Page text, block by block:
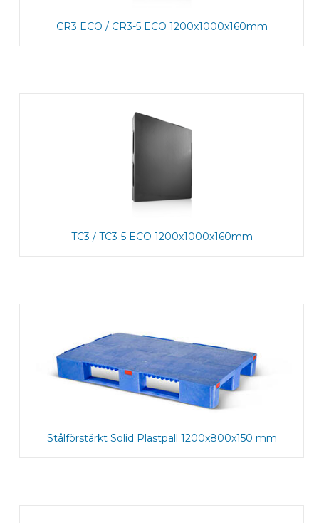
CR3 ECO / CR3-5 ECO 1200x1000x160mm
TC3 / TC3-5 ECO 1200x1000x160mm
Stålförstärkt Solid Plastpall 1200x800x150 mm